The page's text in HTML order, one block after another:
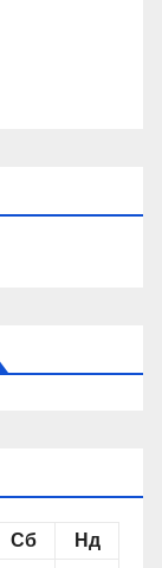
Сб Нд